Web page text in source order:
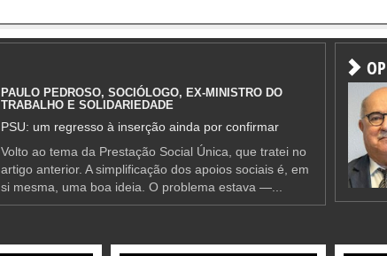
PAULO PEDROSO, SOCIÓLOGO, EX-MINISTRO DO
TRABALHO E SOLIDARIEDADE
PSU: um regresso à inserção ainda por confirmar
Volto ao tema da Prestação Social Única, que tratei no
artigo anterior. A simplificação dos apoios sociais é, em
si mesma, uma boa ideia. O problema estava —...